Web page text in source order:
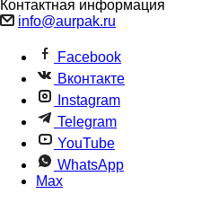
Контактная информация
info@aurpak.ru
Facebook
Вконтакте
Instagram
Telegram
YouTube
WhatsApp
Max